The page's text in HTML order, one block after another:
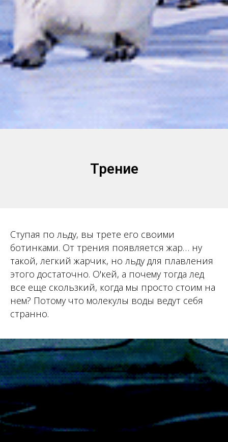
Трение
Ступая по льду, вы трете его своими
ботинками. От трения появляется жар… ну
такой, легкий жарчик, но льду для плавления
этого достаточно. О'кей, а почему тогда лед
все еще скользкий, когда мы просто стоим на
нем? Потому что молекулы воды ведут себя
странно.